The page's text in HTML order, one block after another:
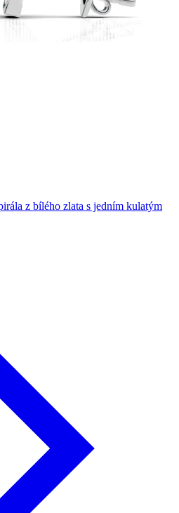
z bílého zlata s jedním kulatým